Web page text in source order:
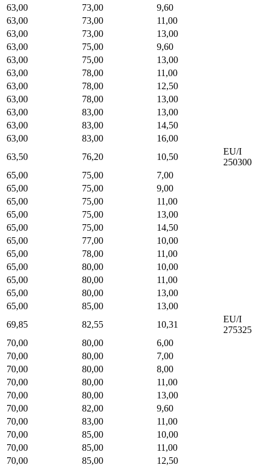
63,00
73,00
9,60
63,00
73,00
11,00
63,00
73,00
13,00
63,00
75,00
9,60
63,00
75,00
13,00
63,00
78,00
11,00
63,00
78,00
12,50
63,00
78,00
13,00
63,00
83,00
13,00
63,00
83,00
14,50
63,00
83,00
16,00
63,50
76,20 10,50
EU/I
250300
65,00
75,00
7,00
65,00
75,00
9,00
65,00
75,00
11,00
65,00
75,00
13,00
65,00
75,00
14,50
65,00
77,00
10,00
65,00
78,00
11,00
65,00
80,00
10,00
65,00
80,00
11,00
65,00
80,00
13,00
65,00
85,00
13,00
69,85
82,55 10,31
EU/I
275325
70,00
80,00
6,00
70,00
80,00
7,00
70,00
80,00
8,00
70,00
80,00
11,00
70,00
80,00
13,00
70,00
82,00
9,60
70,00
83,00
11,00
70,00
85,00
10,00
70,00
85,00
11,00
70,00
85,00
12,50